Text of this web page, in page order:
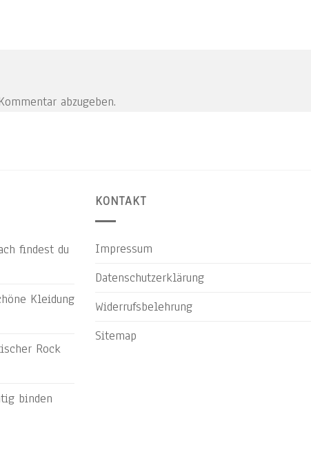
abzugeben.
findest du
Kleidung
Rock
binden
KONTAKT
Impressum
Datenschutzerklärung
Widerrufsbelehrung
Sitemap